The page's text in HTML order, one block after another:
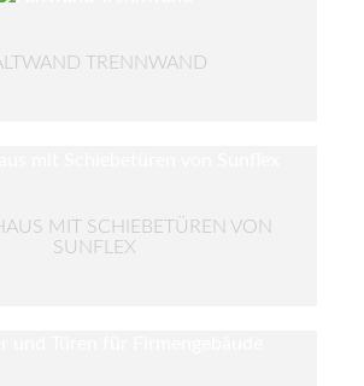
TRENNWAND
MIT SCHIEBETÜREN VON
SUNFLEX